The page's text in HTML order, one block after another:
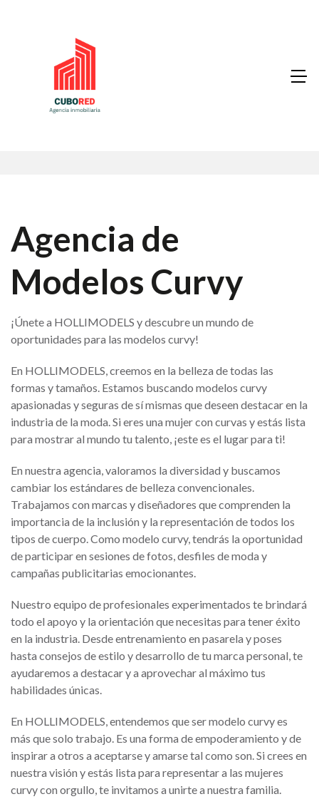
Agencia de
Modelos Curvy
¡Únete a HOLLIMODELS y descubre un mundo de
oportunidades para las modelos curvy!
En HOLLIMODELS, creemos en la belleza de todas las
formas y tamaños. Estamos buscando modelos curvy
apasionadas y seguras de sí mismas que deseen destacar en la
industria de la moda. Si eres una mujer con curvas y estás lista
para mostrar al mundo tu talento, ¡este es el lugar para ti!
En nuestra agencia, valoramos la diversidad y buscamos
cambiar los estándares de belleza convencionales.
Trabajamos con marcas y diseñadores que comprenden la
importancia de la inclusión y la representación de todos los
tipos de cuerpo. Como modelo curvy, tendrás la oportunidad
de participar en sesiones de fotos, desfiles de moda y
campañas publicitarias emocionantes.
Nuestro equipo de profesionales experimentados te brindará
todo el apoyo y la orientación que necesitas para tener éxito
en la industria. Desde entrenamiento en pasarela y poses
hasta consejos de estilo y desarrollo de tu marca personal, te
ayudaremos a destacar y a aprovechar al máximo tus
habilidades únicas.
En HOLLIMODELS, entendemos que ser modelo curvy es
más que solo trabajo. Es una forma de empoderamiento y de
inspirar a otros a aceptarse y amarse tal como son. Si crees en
nuestra visión y estás lista para representar a las mujeres
curvy con orgullo, te invitamos a unirte a nuestra familia.